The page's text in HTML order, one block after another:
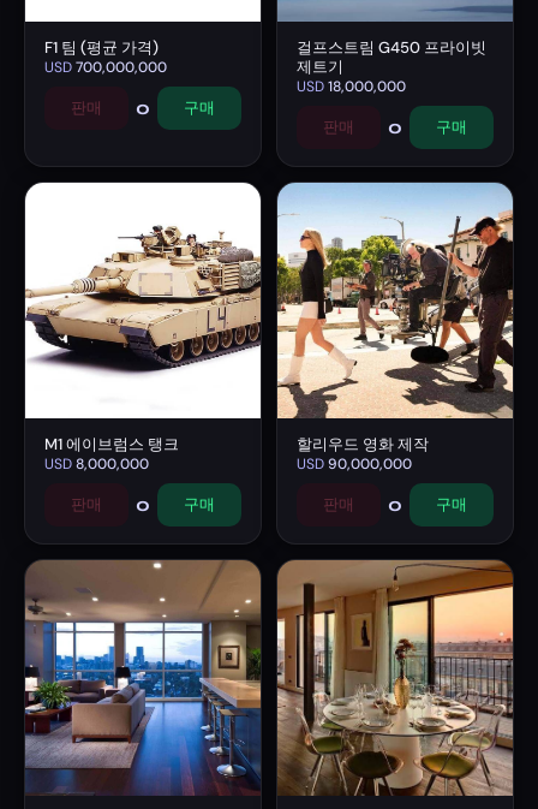
F1 팀 (평균 가격)
USD700,000,000
판매 0 구매
걸프스트림 G450 프라이빗
제트기
USD18,000,000
판매 0 구매
M1 에이브럼스 탱크
USD8,000,000
판매 0 구매
할리우드 영화 제작
USD90,000,000
판매 0 구매